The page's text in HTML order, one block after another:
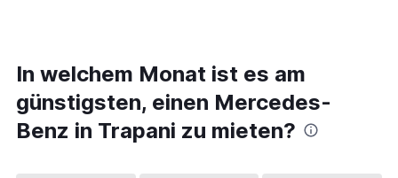
In welchem Monat ist es am
günstigsten, einen Mercedes-
Benz in Trapani zu mieten?